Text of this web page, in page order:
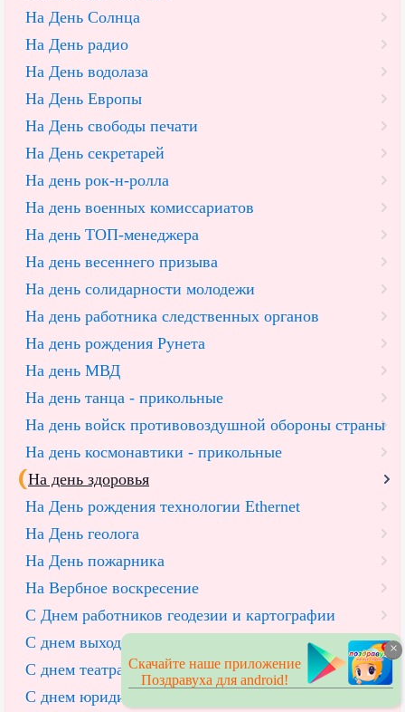
На День Солнца
На День радио
На День водолаза
На День Европы
На День свободы печати
На День секретарей
На день рок-н-ролла
На день военных комиссариатов
На день ТОП-менеджера
На день весеннего призыва
На день солидарности молодежи
На день работника следственных органов
На день рождения Рунета
На день МВД
На день танца - прикольные
На день войск противовоздушной обороны страны
На день космонавтики - прикольные
На день здоровья
На День рождения технологии Ethernet
На День геолога
На День пожарника
На Вербное воскресение
С Днем работников геодезии и картографии
С днем выхода человека в космос
С днем театра
С днем юридической службы
×
Скачайте наше приложение
Поздравуха для android!